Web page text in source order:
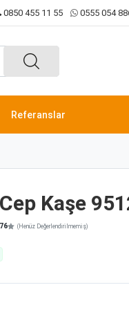
0850 455 11 55 0555 054
Referanslar
Kaşe
(Henüz Değerlendirilmemiş)